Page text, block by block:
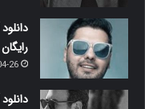
رایگان
26